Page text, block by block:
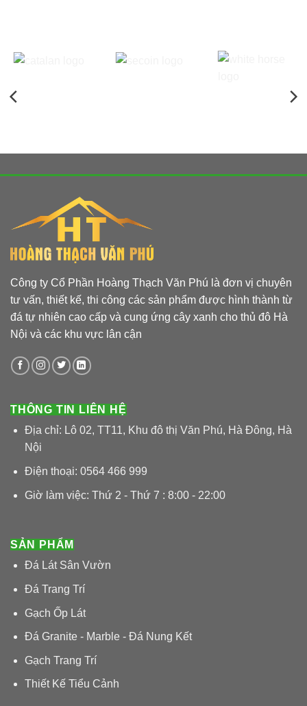
Công ty Cổ Phần Hoàng Thạch Văn Phú là đơn vị chuyên
tư vấn, thiết kế, thi công các sản phẩm được hình thành từ
đá tự nhiên cao cấp và cung ứng cây xanh cho thủ đô Hà
Nội và các khu vực lân cận
SẢN PHẨM
Đá Lát Sân Vườn
Đá Trang Trí
Gạch Ốp Lát
Đá Granite - Marble - Đá Nung Kết
Gạch Trang Trí
Thiết Kế Tiểu Cảnh
THÔNG TIN LIÊN HỆ
Địa chỉ: Lô 02, TT11, Khu đô thị Văn Phú, Hà Đông, Hà
Nội
Điện thoại: 0564 466 999
Giờ làm việc: Thứ 2 - Thứ 7 : 8:00 - 22:00